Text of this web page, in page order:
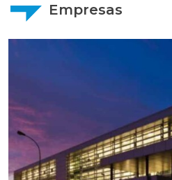
Empresas